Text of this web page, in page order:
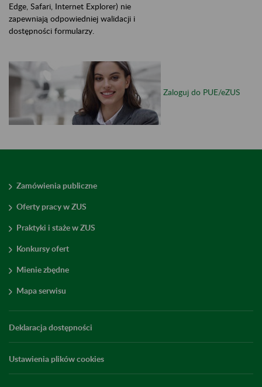
Edge, Safari, Internet Explorer) nie
zapewniają odpowiedniej walidacji i
dostępności formularzy.
Zaloguj do PUE/eZUS
Zamówienia publiczne
Oferty pracy w ZUS
Praktyki i staże w ZUS
Konkursy ofert
Mienie zbędne
Mapa serwisu
Deklaracja dostępności
Ustawienia plików cookies